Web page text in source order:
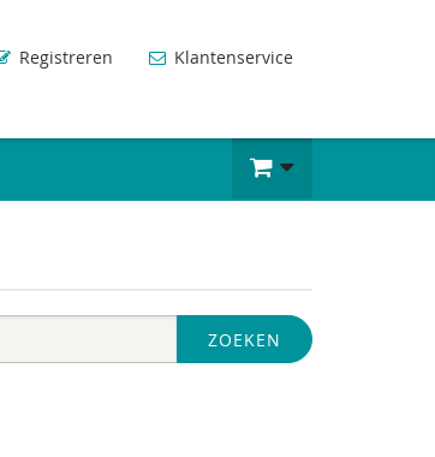
Registreren Klantenservice
ZOEKEN